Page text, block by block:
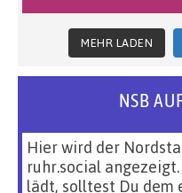
MEHR LADEN
NSB
Hier wird der
ruhr.social
lädt, solltest Du dem